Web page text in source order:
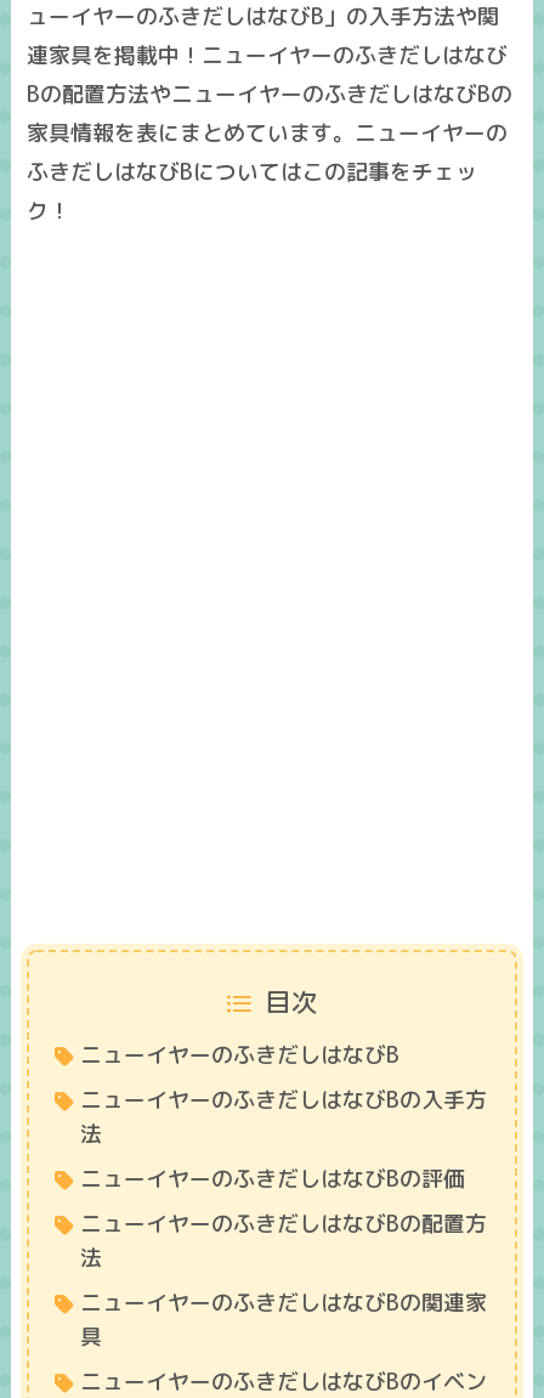
ューイヤーのふきだしはなびB」の入手方法や関
連家具を掲載中！ニューイヤーのふきだしはなび
Bの配置方法やニューイヤーのふきだしはなびBの
家具情報を表にまとめています。ニューイヤーの
ふきだしはなびBについてはこの記事をチェッ
ク！
目次
ニューイヤーのふきだしはなびB
ニューイヤーのふきだしはなびBの入手方
法
ニューイヤーのふきだしはなびBの評価
ニューイヤーのふきだしはなびBの配置方
法
ニューイヤーのふきだしはなびBの関連家
具
ニューイヤーのふきだしはなびBのイベン